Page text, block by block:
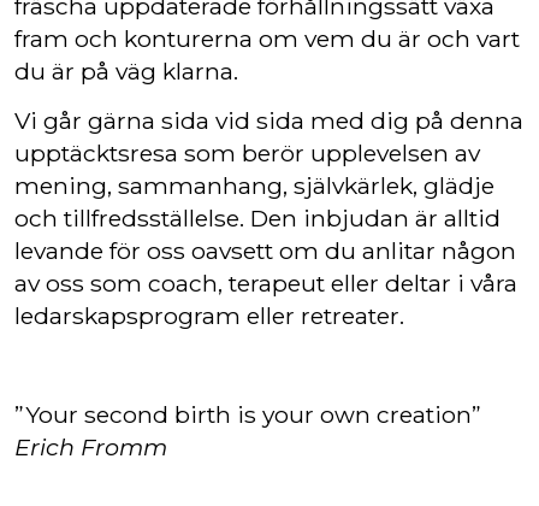
fram och konturerna om vem du är och vart
du är på väg klarna.
Vi går gärna sida vid sida med dig på denna
upptäcktsresa som berör upplevelsen av
mening, sammanhang, självkärlek, glädje
och tillfredsställelse. Den inbjudan är alltid
levande för oss oavsett om du anlitar någon
av oss som coach, terapeut eller deltar i våra
ledarskapsprogram eller retreater.
”Your second birth is your own creation”
Erich Fromm